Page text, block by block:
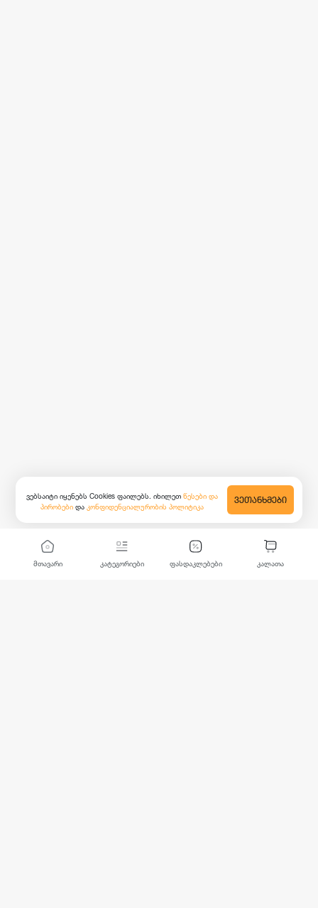
მთავარი კატეგორიები ფასდაკლებები კალათა
ვებსაიტი იყენებს Cookies ფაილებს. იხილეთ წესები და
პირობები და კონფიდენციალურობის პოლიტიკა
ᲕᲔᲗᲐᲜᲮᲛᲔᲑᲘ